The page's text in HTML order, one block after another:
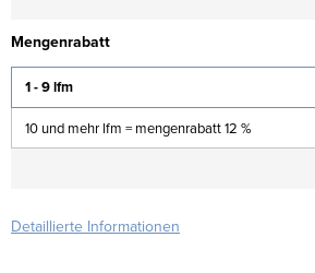
Mengenrabatt
1 - 9 lfm
10 und mehr lfm = mengenrabatt 12 %
Detaillierte Informationen